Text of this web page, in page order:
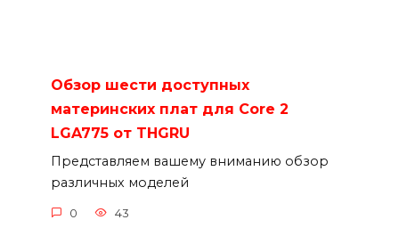
Обзор шести доступных
материнских плат для Core 2
LGA775 от THGRU
Представляем вашему вниманию обзор
различных моделей
0 43